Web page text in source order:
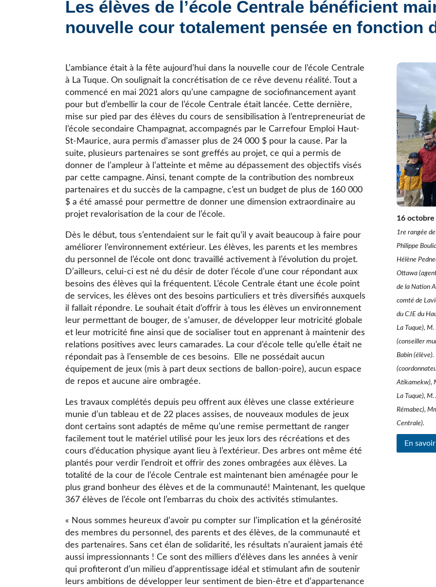
JE CHERCHE UNE ÉCOLE
Plaintes et protecteur de l’élève
Services complémentaires
Coffre à outils
École ouverte
Enseignement à la maison
Intégration linguistique, scolaire et sociale
Parents trucs pédagos et technos
Programme de formation de l’école québécoise
Élèves internationaux
Programmes offerts
Les élèves de l’école Centrale bénéficient
nouvelle cour totalement pensée en fonction
L’ambiance était à la fête aujourd’hui dans la nouvelle cour de l’école Centrale
à La Tuque. On soulignait la concrétisation de ce rêve devenu réalité. Tout a
commencé en mai 2021 alors qu’une campagne de sociofinancement ayant
pour but d’embellir la cour de l’école Centrale était lancée. Cette dernière,
mise sur pied par des élèves du cours de sensibilisation à l’entrepreneuriat de
l’école secondaire Champagnat, accompagnés par le Carrefour Emploi Haut-
St-Maurice, aura permis d’amasser plus de 24 000 $ pour la cause. Par la
suite, plusieurs partenaires se sont greffés au projet, ce qui a permis de
donner de l’ampleur à l’atteinte et même au dépassement des objectifs visés
par cette campagne. Ainsi, tenant compte de la contribution des nombreux
partenaires et du succès de la campagne, c’est un budget de plus de 160 000
$ a été amassé pour permettre de donner une dimension extraordinaire au
projet revalorisation de la cour de l’école.
Dès le début, tous s’entendaient sur le fait qu’il y avait beaucoup à faire pour
améliorer l’environnement extérieur. Les élèves, les parents et les membres
du personnel de l’école ont donc travaillé activement à l’évolution du projet.
D’ailleurs, celui-ci est né du désir de doter l’école d’une cour répondant aux
besoins des élèves qui la fréquentent. L’école Centrale étant une école point
de services, les élèves ont des besoins particuliers et très diversifiés auxquels
il fallait répondre. Le souhait était d’offrir à tous les élèves un environnement
leur permettant de bouger, de s’amuser, de développer leur motricité globale
et leur motricité fine ainsi que de socialiser tout en apprenant à maintenir des
relations positives avec leurs camarades. La cour d’école telle qu’elle était ne
répondait pas à l’ensemble de ces besoins. Elle ne possédait aucun
équipement de jeux (mis à part deux sections de ballon-poire), aucun espace
de repos et aucune aire ombragée.
Les travaux complétés depuis peu offrent aux élèves une classe extérieure
munie d’un tableau et de 22 places assises, de nouveaux modules de jeux
dont certains sont adaptés de même qu’une remise permettant de ranger
facilement tout le matériel utilisé pour les jeux lors des récréations et des
cours d’éducation physique ayant lieu à l’extérieur. Des arbres ont même été
plantés pour verdir l’endroit et offrir des zones ombragées aux élèves. La
totalité de la cour de l’école Centrale est maintenant bien aménagée pour le
plus grand bonheur des élèves et de la communauté! Maintenant, les quelque
367 élèves de l’école ont l’embarras du choix des activités stimulantes.
« Nous sommes heureux d’avoir pu compter sur l’implication et la générosité
des membres du personnel, des parents et des élèves, de la communauté et
des partenaires. Sans cet élan de solidarité, les résultats n’auraient jamais été
aussi impressionnants ! Ce sont des milliers d’élèves dans les années à venir
qui profiteront d’un milieu d’apprentissage idéal et stimulant afin de soutenir
leurs ambitions de développer leur sentiment de bien-être et d’appartenance
16 octobre
1re rangée
Philippe
Hélène
Ottawa
de la Nation
comté de
du CJE du
La Tuque),
(conseiller
Babin
Atikamekw),
La Tuque),
Rémabec),
Centrale).
En